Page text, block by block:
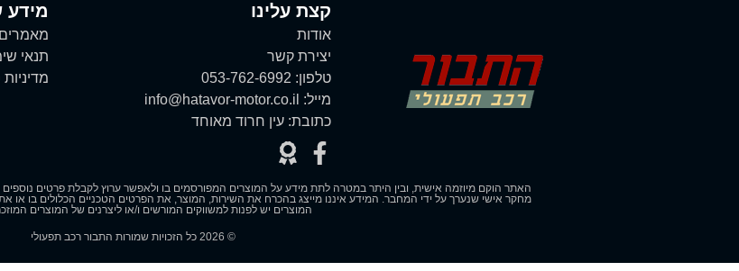
קצת עלינו
אודות
יצירת קשר
טלפון: 053-762-6992
מייל: info@hatavor-motor.co.il
כתובת: עין חרוד מאוחד
מידע
מאמרים
תנאי
האתר הוקם מיוזמה אישית, ובין היתר במטרה לתת מידע על המוצרים המפורסמים בו ולאפשר ערוץ לקבלת פרטים נוספים
מחקר אישי שנערך על ידי המחבר. המידע איננו מייצג בהכרח את השירות, המוצר, את הפרטים הטכניים הכלולים בו או
המוצרים יש לפנות למשווקים המורשים ו/או ליצרנים של המוצרים
© 2026 כל הזכויות שמורות התבור רכב תפעולי